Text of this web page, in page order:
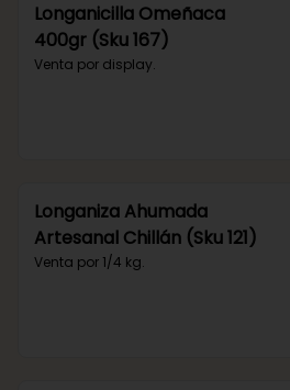
Longanicilla Omeñaca
400gr (Sku 167)
Venta por display.
Longaniza Ahumada
Artesanal Chillán (Sku 121)
Venta por 1/4 kg.